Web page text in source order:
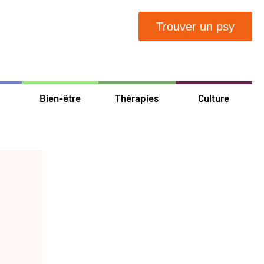
Trouver un psy
Bien-être Thérapies Culture